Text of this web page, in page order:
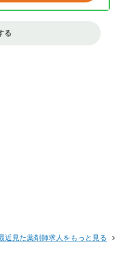
る
近見た薬剤師求人をもっと見る